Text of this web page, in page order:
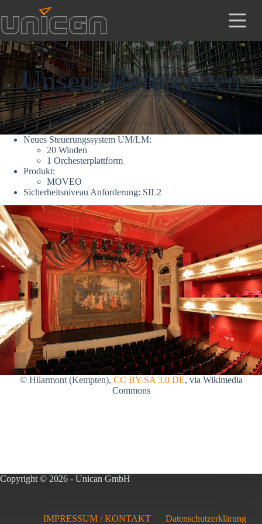
Inhalt
springen
Unsere Referenzen
Neues Steuerungssystem UM/LM:
20 Winden
1 Orchesterplattform
Produkt:
MOVEO
Sicherheitsniveau Anforderung: SIL2
© Hilarmont (Kempten), CC BY-SA 3.0 DE, via Wikimedia
Commons
Copyright © 2026 - Unican GmbH
IMPRESSUM / KONTAKT Datenschutzerklärung